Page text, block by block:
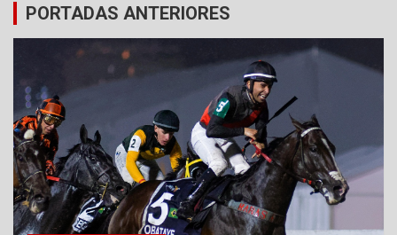
PORTADAS ANTERIORES